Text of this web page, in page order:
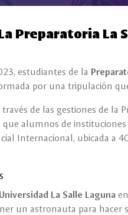
Preparatoria La
estudiantes de la
por una tripulación
de las gestiones de la
alumnos de
Internacional, ubicada a
Universidad La Salle Laguna
un astronauta para hacer